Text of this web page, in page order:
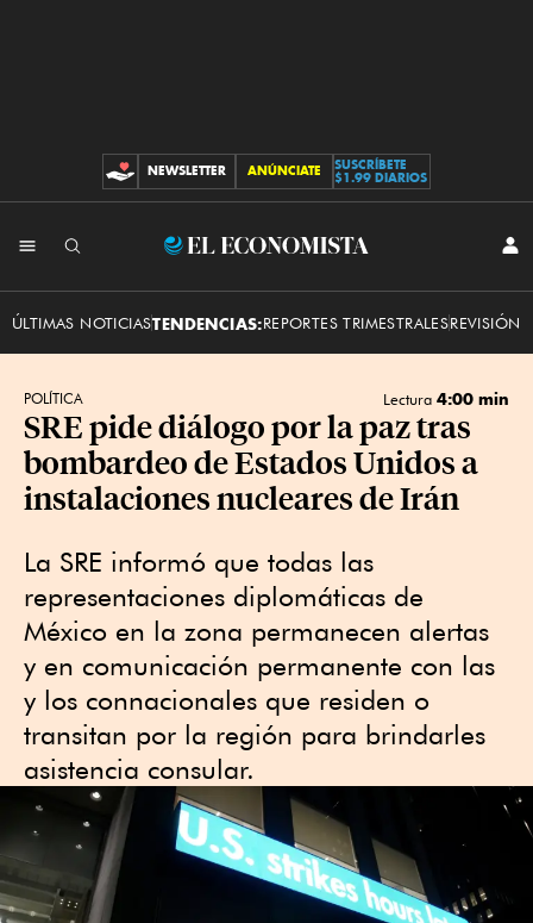
CONTRIBUCIONES
NEWSLETTER ANÚNCIATE
SUSCRÍBETE
$1.99 DIARIOS
El
ÚLTIMAS NOTICIASTENDENCIAS:REPORTES TRIMESTRALESREVISIÓN
POLÍTICA Lectura 4:00 min
SRE pide diálogo por la paz tras
bombardeo de Estados Unidos a
instalaciones nucleares de Irán
La SRE informó que todas las
representaciones diplomáticas de
México en la zona permanecen alertas
y en comunicación permanente con las
y los connacionales que residen o
transitan por la región para brindarles
asistencia consular.